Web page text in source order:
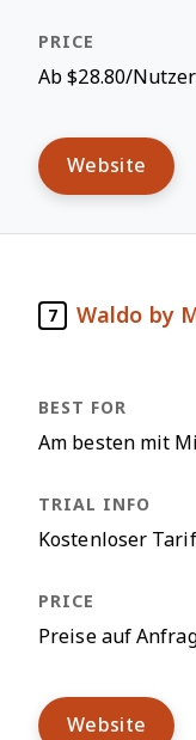
Ab $28.80/
Website
7 Waldo by
Am besten mit
Kostenloser
Preise auf
Website